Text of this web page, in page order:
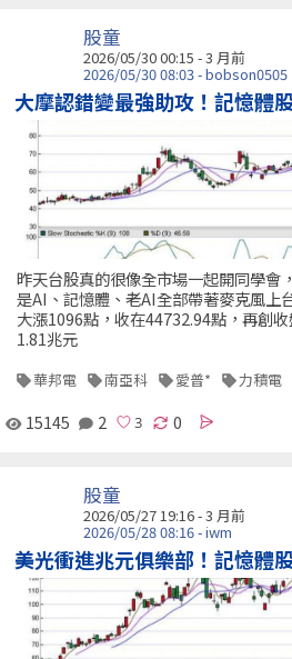
股童
2026/05/30 00:15 - 3 月前
2026/05/30 08:03 - bobson0505
大摩認錯變最強助攻！記憶體
昨天台股真的很像全市場一起開同學會
是AI、記憶體、老AI全部帶著麥克風上
大漲1096點，收在44732.94點，再創
1.81兆元
華邦電 南亞科 愛普* 力積電
15145 2 0
股童
2026/05/27 19:16 - 3 月前
2026/05/28 08:16 - iwm
美光衝進兆元俱樂部！記憶體